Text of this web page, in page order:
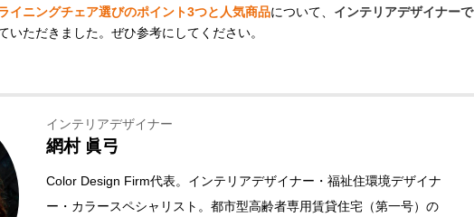
イニングチェア選びのポイント3つと人気商品について、 インテリアデザイナーで
いただきました。ぜひ参考にしてください。
インテリアデザイナー
網村 眞弓
Color Design Firm代表。インテリアデザイナー・福祉住環境デザイナ
ー・カラースペシャリスト。都市型高齢者専用賃貸住宅（第一号）の